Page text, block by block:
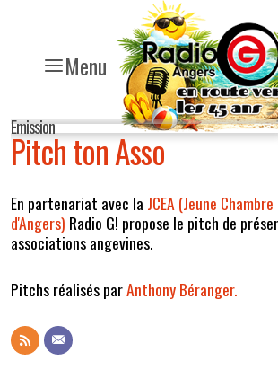
Menu
Emission
Pitch ton Asso
En partenariat avec la JCEA (Jeune
d'Angers) Radio G! propose le pitch de
associations angevines.
Pitchs réalisés parAnthony Béranger.